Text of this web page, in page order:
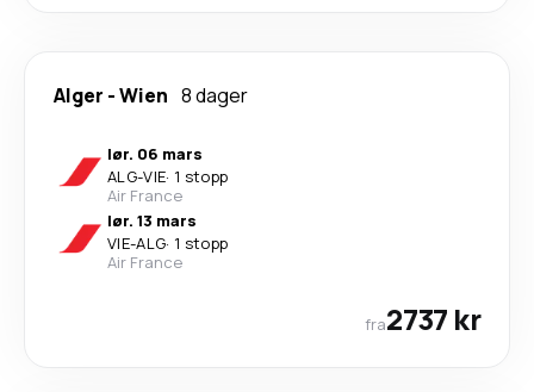
Alger -Wien 8 dager
lør. 06 mars
ALG-VIE· 1 stopp
Air France
lør. 13 mars
VIE-ALG· 1 stopp
Air France
fra2737 kr